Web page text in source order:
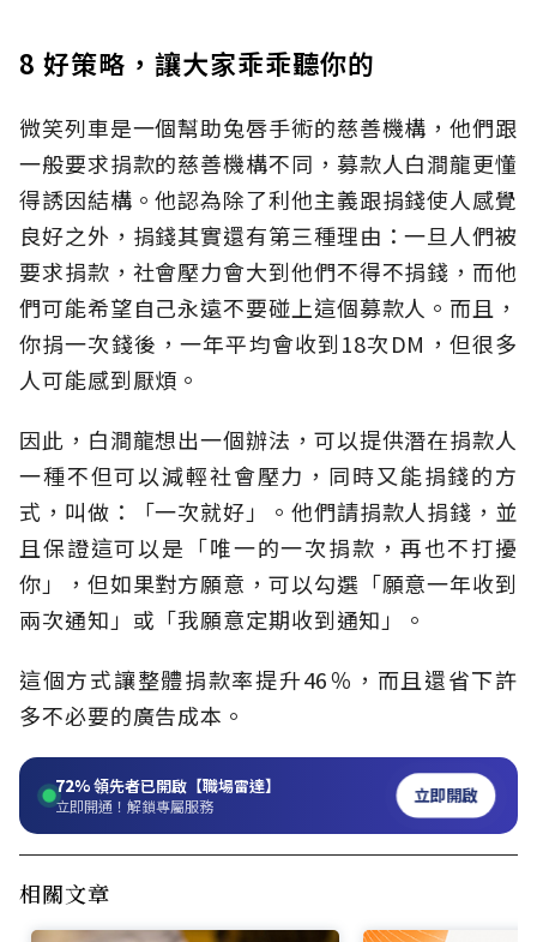
8 好策略，讓大家乖乖聽你的
微笑列車是一個幫助兔唇手術的慈善機構，他們跟
一般要求捐款的慈善機構不同，募款人白澗龍更懂
得誘因結構。他認為除了利他主義跟捐錢使人感覺
良好之外，捐錢其實還有第三種理由：一旦人們被
要求捐款，社會壓力會大到他們不得不捐錢，而他
們可能希望自己永遠不要碰上這個募款人。而且，
你捐一次錢後，一年平均會收到18次DM，但很多
人可能感到厭煩。
因此，白澗龍想出一個辦法，可以提供潛在捐款人
一種不但可以減輕社會壓力，同時又能捐錢的方
式，叫做：「一次就好」。他們請捐款人捐錢，並
且保證這可以是「唯一的一次捐款，再也不打擾
你」，但如果對方願意，可以勾選「願意一年收到
兩次通知」或「我願意定期收到通知」。
這個方式讓整體捐款率提升46％，而且還省下許
多不必要的廣告成本。
72%領先者已開啟【職場雷達】
立即開通！解鎖專屬服務 立即開啟
相關文章